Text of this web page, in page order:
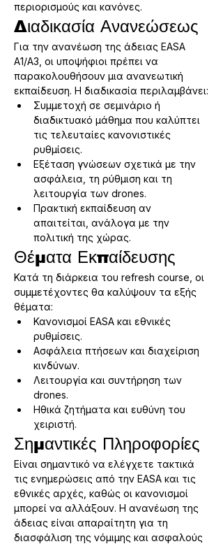
περιορισμούς και κανόνες.
Διαδικασία Ανανεώσεως
Για την ανανέωση της άδειας EASA
A1/A3, οι υποψήφιοι πρέπει να
παρακολουθήσουν μια ανανεωτική
εκπαίδευση. Η διαδικασία περιλαμβάνει:
Συμμετοχή σε σεμινάριο ή
διαδικτυακό μάθημα που καλύπτει
τις τελευταίες κανονιστικές
ρυθμίσεις.
Εξέταση γνώσεων σχετικά με την
ασφάλεια, τη ρύθμιση και τη
λειτουργία των drones.
Πρακτική εκπαίδευση αν
απαιτείται, ανάλογα με την
πολιτική της χώρας.
Θέματα Εκπαίδευσης
Κατά τη διάρκεια του refresh course, οι
συμμετέχοντες θα καλύψουν τα εξής
θέματα:
Κανονισμοί EASA και εθνικές
ρυθμίσεις.
Ασφάλεια πτήσεων και διαχείριση
κινδύνων.
Λειτουργία και συντήρηση των
drones.
Ηθικά ζητήματα και ευθύνη του
χειριστή.
Σημαντικές Πληροφορίες
Είναι σημαντικό να ελέγχετε τακτικά
τις ενημερώσεις από την EASA και τις
εθνικές αρχές, καθώς οι κανονισμοί
μπορεί να αλλάξουν. Η ανανέωση της
άδειας είναι απαραίτητη για τη
διασφάλιση της νόμιμης και ασφαλούς